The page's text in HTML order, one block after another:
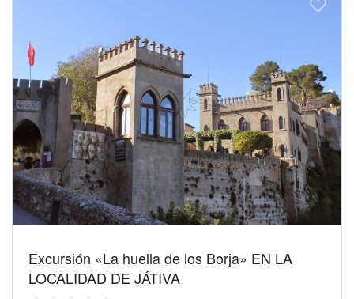
Excursión «La huella de los Borja» EN LA
LOCALIDAD DE JÁTIVA